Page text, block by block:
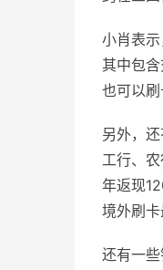
小肖表
其中包
也可以
另外，
工行、
年返现
境外刷
还有一